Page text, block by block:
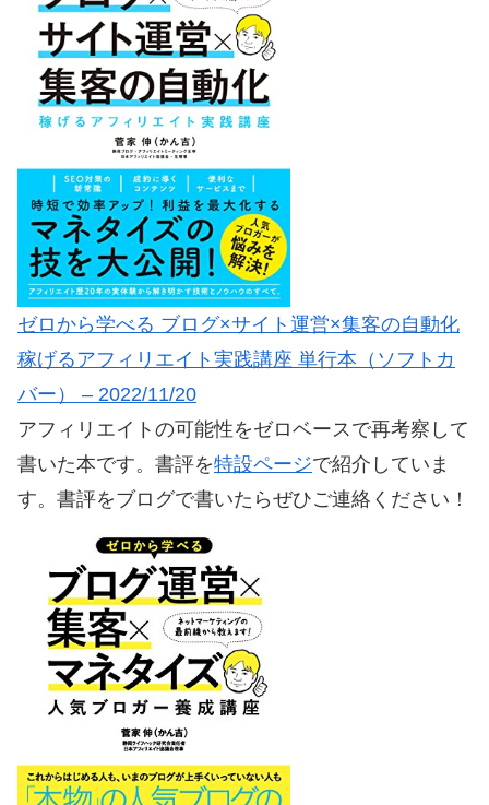
ゼロから学べる ブログ×サイト運営×集客の自動化
稼げるアフィリエイト実践講座 単行本（ソフトカ
バー） – 2022/11/20
アフィリエイトの可能性をゼロベースで再考察して
書いた本です。書評を特設ページで紹介していま
す。書評をブログで書いたらぜひご連絡ください！